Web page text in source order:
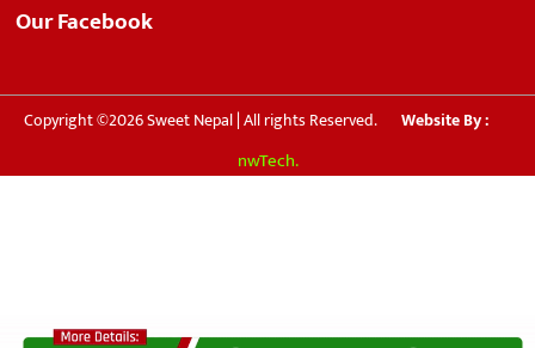
Our Facebook
Copyright ©2026 Sweet Nepal | All rights Reserved. Website By :
nwTech.